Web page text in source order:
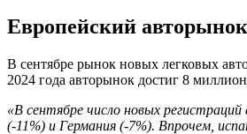
Европейский
В сентябре рынок новых легковых
2024 года авторынок достиг 8
«В сентябре число новых
(-11%) и Германия (-7%). Впрочем,